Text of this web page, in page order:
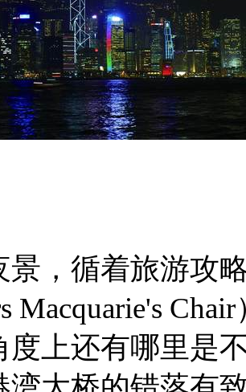
景，循着旅游攻
Macquarie's Chair
度上还有哪里是